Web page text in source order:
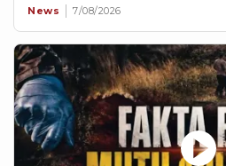
News 7/08/2026